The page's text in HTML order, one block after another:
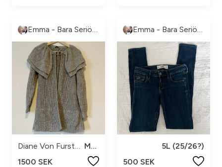
M/L?
1500 SEK
5L (25/26?)
500 SEK